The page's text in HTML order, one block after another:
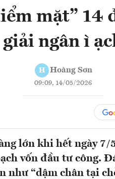
mặt” 14
giải ngân ì
H Hoàng Sơn
09:09, 14/05/2026
lớn khi hết ngày
vốn đầu tư công.
như “dậm chân tại